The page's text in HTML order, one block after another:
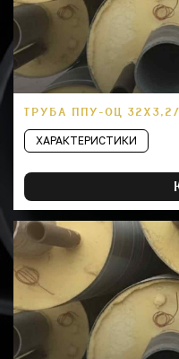
ТРУБА ППУ-ОЦ
ХАРАКТЕРИСТИКИ